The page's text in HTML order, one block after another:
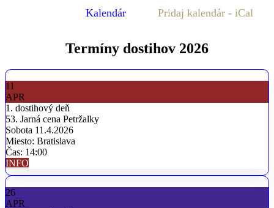
Kalendár Pridaj kalendár - iCal
Termíny dostihov 2026
11
APR
1. dostihový deň
53. Jarná cena Petržalky
Sobota 11.4.2026
Miesto: Bratislava
Čas: 14:00
INFO
26
APR